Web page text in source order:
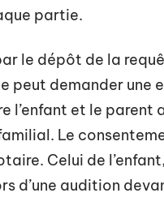
partie.
le dépôt de la
peut demander une
l’enfant et le
Le
Celui de
d’une audition